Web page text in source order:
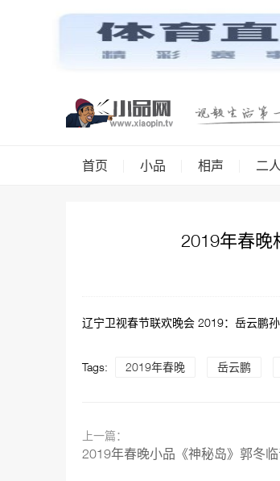
首页 小品 相声 二
2019年春晚
辽宁卫视春节联欢晚会 2019：岳云鹏
Tags: 2019年春晚 岳云鹏
上一篇：
2019年春晚小品《神秘岛》郭冬